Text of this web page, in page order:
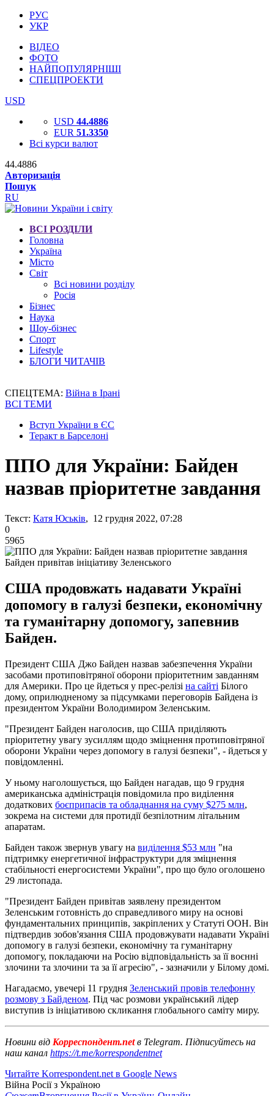
РУС
УКР
ВІДЕО
ФОТО
НАЙПОПУЛЯРНІШІ
СПЕЦПРОЕКТИ
USD
USD 44.4886
EUR 51.3350
Всі курси валют
44.4886
Авторизація
Пошук
RU
ВСІ РОЗДІЛИ
Головна
Україна
Місто
Світ
Всі новини розділу
Росія
Бізнес
Наука
Шоу-бізнес
Спорт
Lifestyle
БЛОГИ ЧИТАЧІВ
СПЕЦТЕМА: Війна в Ірані
ВСІ ТЕМИ
Вступ України в ЄС
Теракт в Барселоні
ППО для України: Байден
назвав пріоритетне завдання
Текст: Катя Юськів, 12 грудня 2022, 07:28
0
5965
Байден привітав ініціативу Зеленського
США продовжать надавати Україні
допомогу в галузі безпеки, економічну
та гуманітарну допомогу, запевнив
Байден.
Президент США Джо Байден назвав забезпечення України
засобами протиповітряної оборони пріоритетним завданням
для Америки. Про це йдеться у прес-релізі на сайті Білого
дому, оприлюдненому за підсумками переговорів Байдена із
президентом України Володимиром Зеленським.
"Президент Байден наголосив, що США приділяють
пріоритетну увагу зусиллям щодо зміцнення протиповітряної
оборони України через допомогу в галузі безпеки", - йдеться у
повідомленні.
У ньому наголошується, що Байден нагадав, що 9 грудня
американська адміністрація повідомила про виділення
додаткових боєприпасів та обладнання на суму $275 млн,
зокрема на системи для протидії безпілотним літальним
апаратам.
Байден також звернув увагу на виділення $53 млн "на
підтримку енергетичної інфраструктури для зміцнення
стабільності енергосистеми України", про що було оголошено
29 листопада.
"Президент Байден привітав заявлену президентом
Зеленським готовність до справедливого миру на основі
фундаментальних принципів, закріплених у Статуті ООН. Він
підтвердив зобов'язання США продовжувати надавати Україні
допомогу в галузі безпеки, економічну та гуманітарну
допомогу, покладаючи на Росію відповідальність за її воєнні
злочини та злочини та за її агресію", - зазначили у Білому домі.
Нагадаємо, увечері 11 грудня Зеленський провів телефонну
розмову з Байденом. Під час розмови український лідер
виступив із ініціативою скликання глобального саміту миру.
Новини від Корреспондент.netв Telegram. Підписуйтесь на
наш канал https://t.me/korrespondentnet
Читайте Korrespondent.net в Google News
Війна Росії з Україною